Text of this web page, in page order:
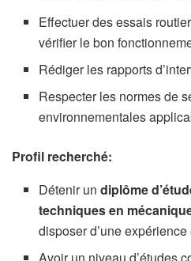
Effectuer des essais
vérifier le bon
Rédiger les rapports
Respecter les normes de
environnementales
Profil recherché:
Détenir undiplôme
techniques en
disposer d’une
Avoir un niveau d’études